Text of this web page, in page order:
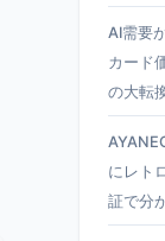
AI需要
カード
の大転
にレト
証で分